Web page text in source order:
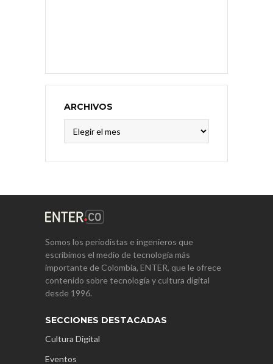
ARCHIVOS
Somos los periodistas e ingenieros que
escribimos el medio de tecnología más
importante de Colombia, ENTER, que le ofrece
contenido sobre tecnología y cultura digital
desde 1996.
SECCIONES DESTACADAS
Cultura Digital
Eventos